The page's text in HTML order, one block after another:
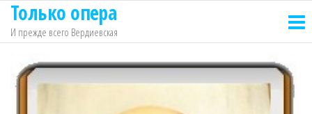
Перейти
содержимому
Только опера
И прежде всего Вердиевская